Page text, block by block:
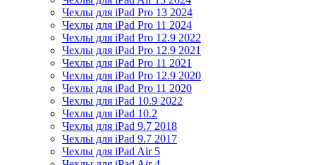
Чехлы для iPad Pro 13 2024
Чехлы для iPad Pro 11 2024
Чехлы для iPad Pro 12.9 2022
Чехлы для iPad Pro 12.9 2021
Чехлы для iPad Pro 11 2021
Чехлы для iPad Pro 12.9 2020
Чехлы для iPad Pro 11 2020
Чехлы для iPad 10.9 2022
Чехлы для iPad 10.2
Чехлы для iPad 9.7 2018
Чехлы для iPad 9.7 2017
Чехлы для iPad Air 5